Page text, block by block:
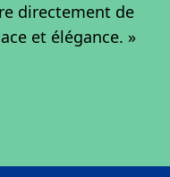
directement de
et élégance. »